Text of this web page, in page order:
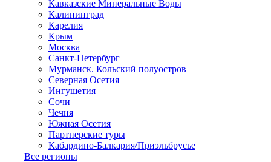
Кавказские Минеральные Воды
Калининград
Карелия
Крым
Москва
Санкт-Петербург
Мурманск. Кольский полуостров
Северная Осетия
Ингушетия
Сочи
Чечня
Южная Осетия
Партнерские туры
Кабардино-Балкария/Приэльбрусье
Все регионы